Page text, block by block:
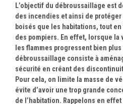
L’objectif du débroussaillage est
des incendies et ainsi de
boisés que les habitations, tout
des pompiers. En effet, lorsque la
les flammes progressent bien
débroussaillage consiste à
sécurité en créant des
Pour cela, on limite la masse de
évite d’avoir une trop grande
de l’habitation. Rappelons en